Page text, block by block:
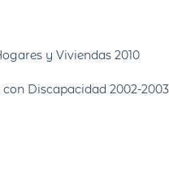
y Viviendas 2010
Discapacidad 2002-2003